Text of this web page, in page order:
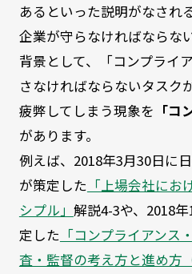
あるといった説明がなされ
企業が守らなければならな
背景として、「コンプライ
さなければならないタスク
疲弊してしまう現象を 「コ
があります。
例えば、2018年3月30日に
が策定した 「上場会社に
シプル」 解説4-3や、2018
定した 「コンプライアンス
査・監督の考え方と進め方